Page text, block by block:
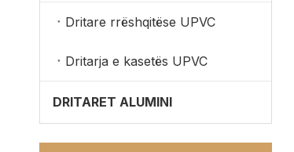
Dritare rrëshqitëse UPVC
Dritarja e kasetës UPVC
DRITARET ALUMINI